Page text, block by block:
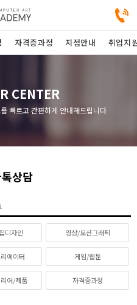
자격증과정 지점안내 취업지
CENTER
빠르고 간편하게 안내해드립니다
상담
디자인 영상/모션그래픽
에이터 게임/웹툰
어/제품 자격증과정